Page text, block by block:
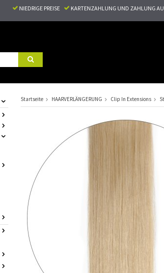
NIEDRIGE PREISE KARTENZAHLUNG UND ZAHLUNG
Startseite HAARVERLÄNGERUNG Clip In Extensions